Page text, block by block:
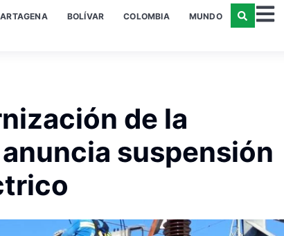
BOLÍVAR COLOMBIA MUNDO
de la
suspensión